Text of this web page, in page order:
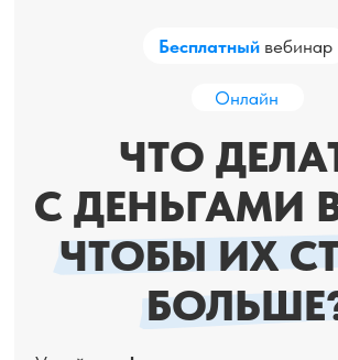
ЧТО ДЕЛАТЬ
С ДЕНЬГАМИ В 2025,
ЧТОБЫ ИХ СТАЛО
БОЛЬШЕ?
Узнайте о
финансовом инструменте с высокой
доходностьюс умеренными рисками и минимальным
порогом входа от 1000 рублей!